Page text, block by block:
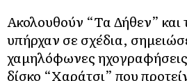
Ακολουθούν “Τα Δήθεν” και
υπήρχαν σε σχέδια,
χαμηλόφωνες
δίσκο “Χαράτσι” που